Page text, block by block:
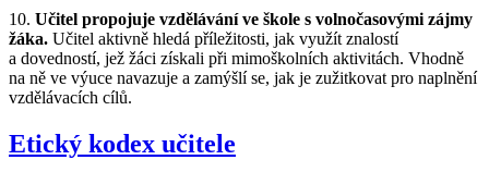
10. Učitel propojuje vzdělávání ve škole s volnočasovými zájmy
žáka. Učitel aktivně hledá příležitosti, jak využít znalostí
a dovedností, jež žáci získali při mimoškolních aktivitách. Vhodně
na ně ve výuce navazuje a zamýšlí se, jak je zužitkovat pro naplnění
vzdělávacích cílů.
Etický kodex učitele